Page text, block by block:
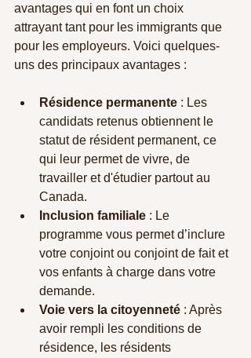
avantages qui en font un choix
attrayant tant pour les immigrants que
pour les employeurs. Voici quelques-
uns des principaux avantages :
Résidence permanente : Les
candidats retenus obtiennent le
statut de résident permanent, ce
qui leur permet de vivre, de
travailler et d'étudier partout au
Canada.
Inclusion familiale : Le
programme vous permet d’inclure
votre conjoint ou conjoint de fait et
vos enfants à charge dans votre
demande.
Voie vers la citoyenneté : Après
avoir rempli les conditions de
résidence, les résidents